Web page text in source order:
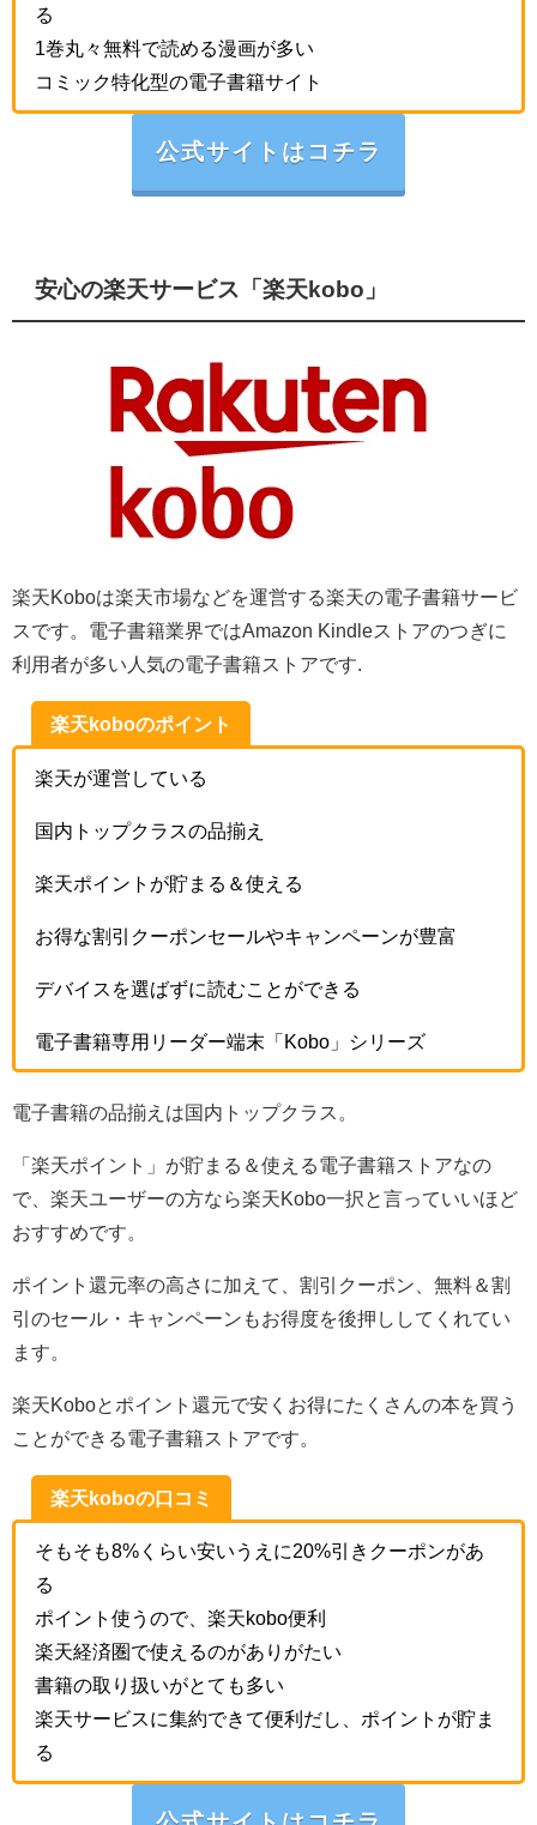
る
1巻丸々無料で読める漫画が多い
コミック特化型の電子書籍サイト
公式サイトはコチラ
安心の楽天サービス「楽天kobo」
楽天Koboは楽天市場などを運営する楽天の電子書籍サービ
スです。 電子書籍業界ではAmazon Kindleストアのつぎに
利用者が多い人気の電子書籍ストアです.
楽天koboのポイント
楽天が運営している
国内トップクラスの品揃え
楽天ポイントが貯まる＆使える
お得な割引クーポンセールやキャンペーンが豊富
デバイスを選ばずに読むことができる
電子書籍専用リーダー端末「Kobo」シリーズ
電子書籍の品揃えは国内トップクラス。
「楽天ポイント」が貯まる＆使える電子書籍ストアなの
で、楽天ユーザーの方なら楽天Kobo一択と言っていいほど
おすすめです。
ポイント還元率の高さに加えて、割引クーポン、無料＆割
引のセール・キャンペーンもお得度を後押ししてくれてい
ます。
楽天Koboとポイント還元で安くお得にたくさんの本を買う
ことができる電子書籍ストアです。
楽天koboの口コミ
そもそも8%くらい安いうえに20%引きクーポンがあ
る
ポイント使うので、楽天kobo便利
楽天経済圏で使えるのがありがたい
書籍の取り扱いがとても多い
楽天サービスに集約できて便利だし、ポイントが貯ま
る